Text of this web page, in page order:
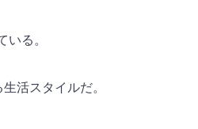
いる。
活スタイルだ。